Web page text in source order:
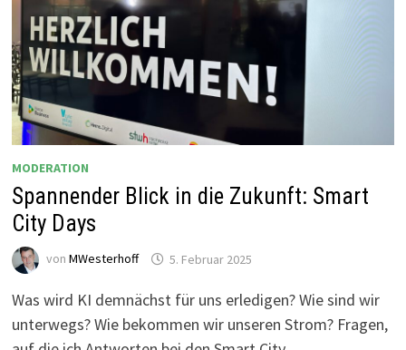
MODERATION
Spannender Blick in die Zukunft: Smart
City Days
von MWesterhoff 5. Februar 2025
Was wird KI demnächst für uns erledigen? Wie sind wir
unterwegs? Wie bekommen wir unseren Strom? Fragen,